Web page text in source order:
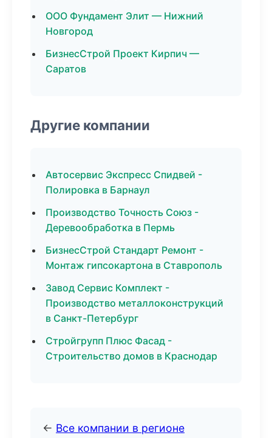
ООО Фундамент Элит — Нижний
Новгород
БизнесСтрой Проект Кирпич —
Саратов
Другие компании
Автосервис Экспресс Спидвей -
Полировка в Барнаул
Производство Точность Союз -
Деревообработка в Пермь
БизнесСтрой Стандарт Ремонт -
Монтаж гипсокартона в Ставрополь
Завод Сервис Комплект -
Производство металлоконструкций
в Санкт-Петербург
Стройгрупп Плюс Фасад -
Строительство домов в Краснодар
← Все компании в регионе